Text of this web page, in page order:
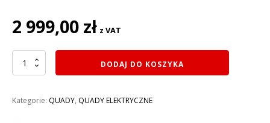
2 999,00 zł z VAT
ilość
MINI
1000W
DODAJ DO KOSZYKA
Kategorie: QUADY, QUADY ELEKTRYCZNE